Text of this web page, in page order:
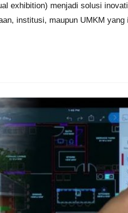
exhibition) menjadi solusi
institusi, maupun UMKM yang